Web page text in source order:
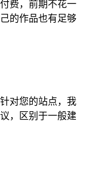
费，前期不花一
的作品也有足够
对您的站点，我
，区别于一般建